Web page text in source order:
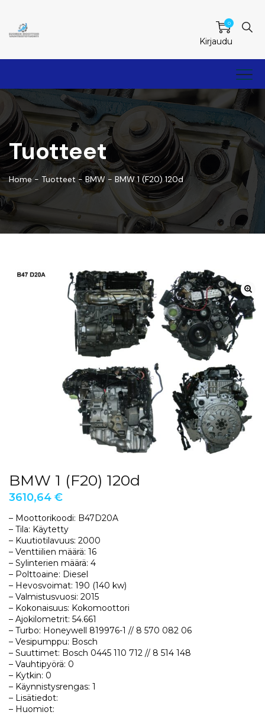
0
Kirjaudu
Tuotteet
Home- Tuotteet -BMW- BMW 1 (F20) 120d
BMW 1 (F20) 120d
3610,64 €
– Moottorikoodi: B47D20A
– Tila: Käytetty
– Kuutiotilavuus: 2000
– Venttiilien määrä: 16
– Sylinterien määrä: 4
– Polttoaine: Diesel
– Hevosvoimat: 190 (140 kw)
– Valmistusvuosi: 2015
– Kokonaisuus: Kokomoottori
– Ajokilometrit: 54.661
– Turbo: Honeywell 819976-1 // 8 570 082 06
– Vesipumppu: Bosch
– Suuttimet: Bosch 0445 110 712 // 8 514 148
– Vauhtipyörä: 0
– Kytkin: 0
– Käynnistysrengas: 1
– Lisätiedot:
– Huomiot: